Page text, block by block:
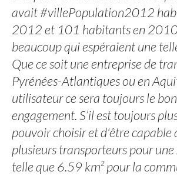
avait #villePopulation2012
2012 et 101 habitants en
beaucoup qui espéraient une
Que ce soit une entreprise de
Pyrénées-Atlantiques ou en
utilisateur ce sera toujours le
engagement. S’il est toujours
pouvoir choisir et d'être capable
plusieurs transporteurs pour une
telle que 6.59 km² pour la